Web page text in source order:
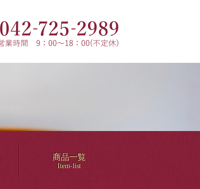
商品一覧
Item-list